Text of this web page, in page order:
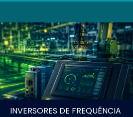
INVERSORES DE FREQUÊNCIA